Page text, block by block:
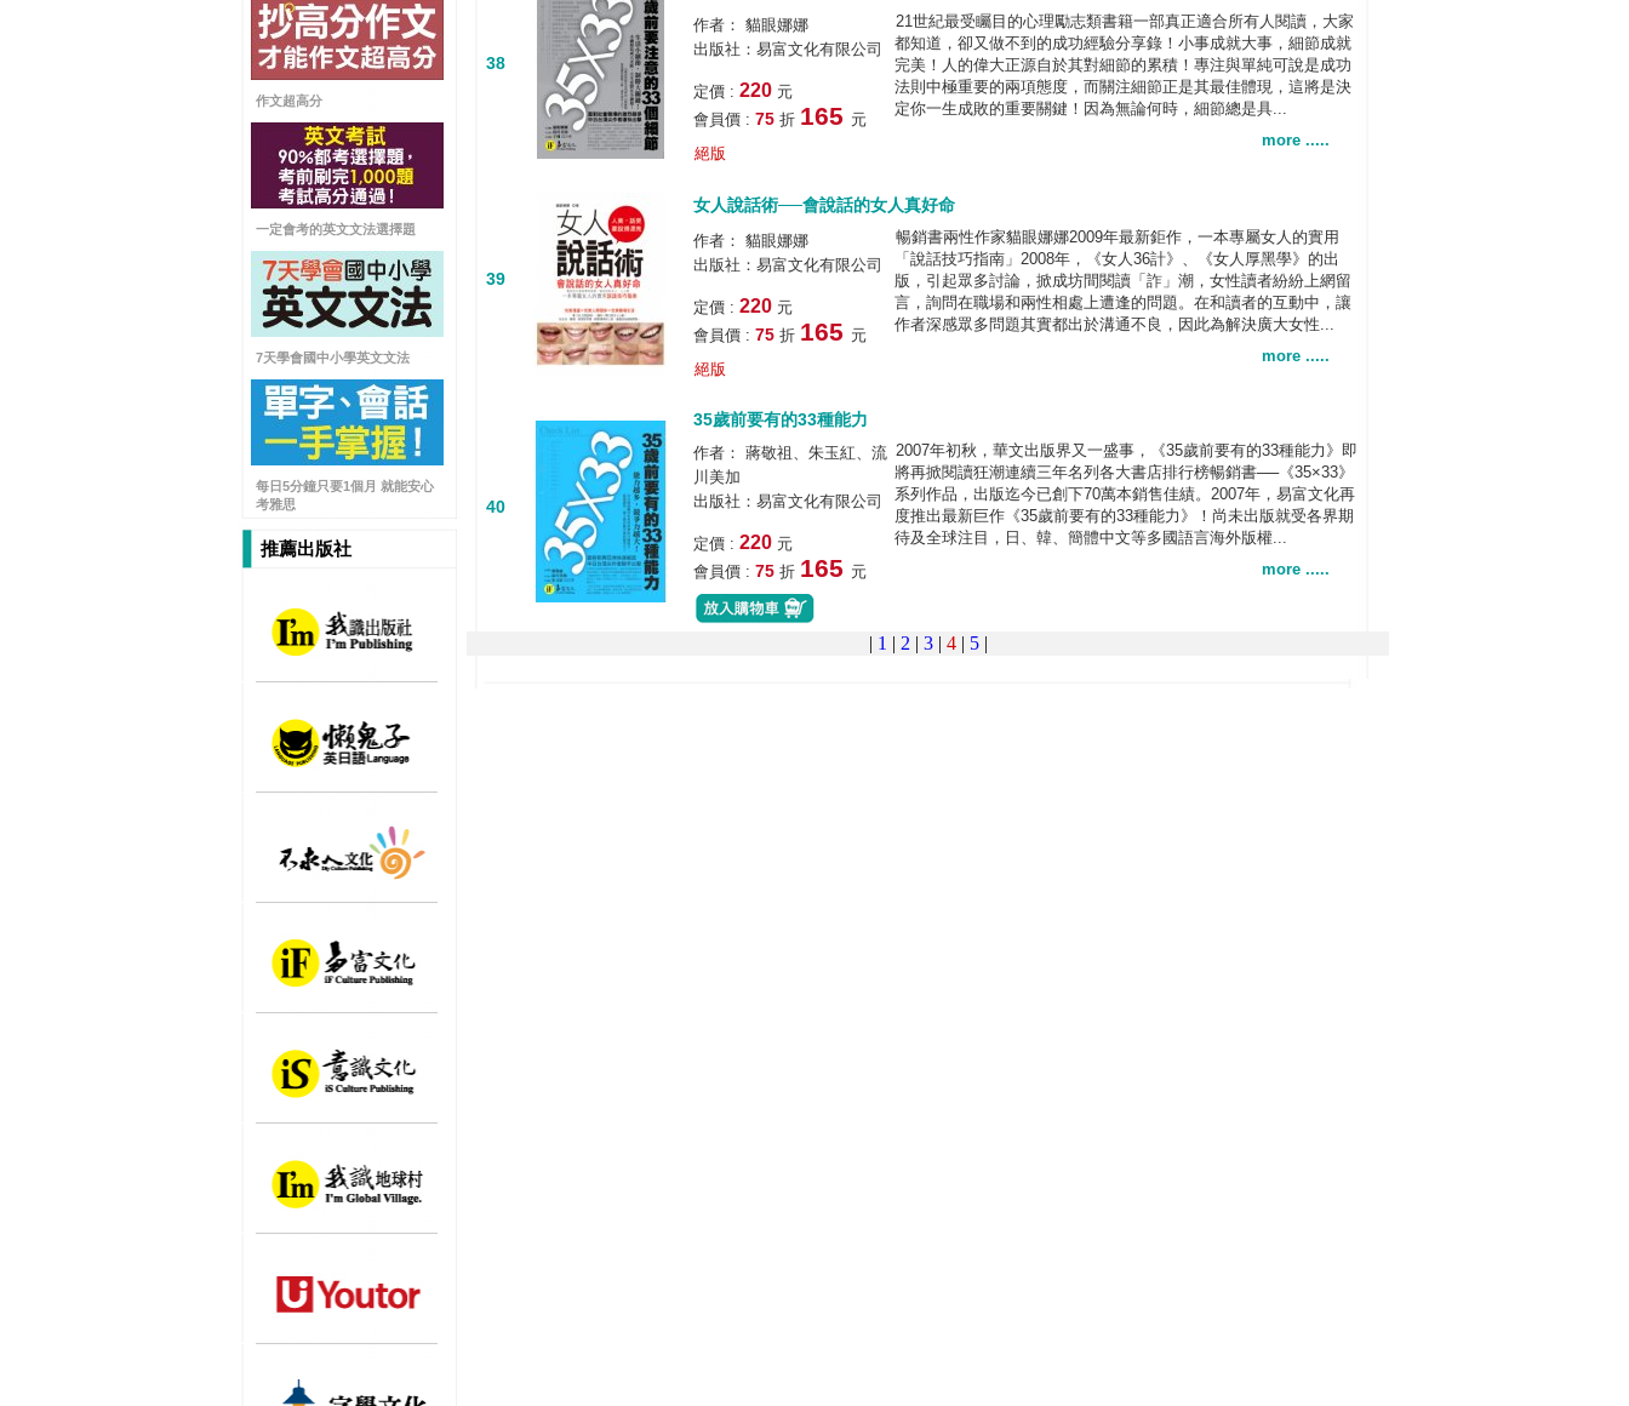
作文超高分
一定會考的英文文法選擇題
7天學會國中小學英文文法
每日5分鐘只要1個月 就能安心
考雅思
推薦出版社
38
作者： 貓眼娜娜
出版社：易富文化有限公司
定價 : 220 元
會員價 : 75 折 165 元
絕版
21世紀最受矚目的心理勵志類書籍一部真正適合所有人閱讀，大家
都知道，卻又做不到的成功經驗分享錄！小事成就大事，細節成就
完美！人的偉大正源自於其對細節的累積！專注與單純可說是成功
法則中極重要的兩項態度，而關注細節正是其最佳體現，這將是決
定你一生成敗的重要關鍵！因為無論何時，細節總是具...
more .....
39
女人說話術──會說話的女人真好命
作者： 貓眼娜娜
出版社：易富文化有限公司
定價 : 220 元
會員價 : 75 折 165 元
絕版
暢銷書兩性作家貓眼娜娜2009年最新鉅作，一本專屬女人的實用
「說話技巧指南」2008年，《女人36計》、《女人厚黑學》的出
版，引起眾多討論，掀成坊間閱讀「詐」潮，女性讀者紛紛上網留
言，詢問在職場和兩性相處上遭逢的問題。在和讀者的互動中，讓
作者深感眾多問題其實都出於溝通不良，因此為解決廣大女性...
more .....
40
35歲前要有的33種能力
作者： 蔣敬祖、朱玉紅、流
川美加
出版社：易富文化有限公司
定價 : 220 元
會員價 : 75 折 165 元
2007年初秋，華文出版界又一盛事，《35歲前要有的33種能力》即
將再掀閱讀狂潮連續三年名列各大書店排行榜暢銷書──《35×33》
系列作品，出版迄今已創下70萬本銷售佳績。2007年，易富文化再
度推出最新巨作《35歲前要有的33種能力》！尚未出版就受各界期
待及全球注目，日、韓、簡體中文等多國語言海外版權...
more .....
| 1 | 2 | 3| 4| 5|